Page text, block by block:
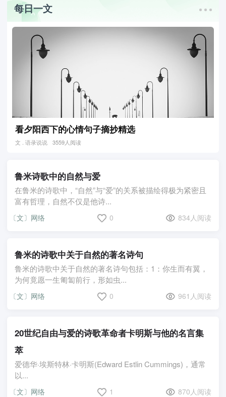
每日一文
看夕阳西下的心情句子摘抄精选
文 . 语录说说 3559人阅读
鲁米诗歌中的自然与爱
在鲁米的诗歌中，“自然”与“爱”的关系被描绘得极为紧密且
富有哲理，自然不仅是他诗...
〔文〕网络 0 834人阅读
鲁米的诗歌中关于自然的著名诗句
鲁米的诗歌中关于自然的著名诗句包括：1：你生而有翼，
为何竟愿一生匍匐前行，形如虫...
〔文〕网络 0 961人阅读
20世纪自由与爱的诗歌革命者卡明斯与他的名言集
萃
爱德华·埃斯特林·卡明斯(Edward Estlin Cummings)，通常
以...
〔文〕网络 1 870人阅读